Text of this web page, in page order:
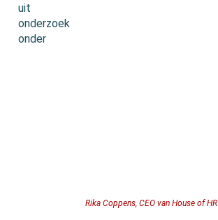
Rika Coppens, CEO van House of HR
uit
onderzoek
onder